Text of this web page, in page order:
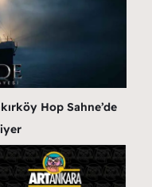
Hop Sahne’de